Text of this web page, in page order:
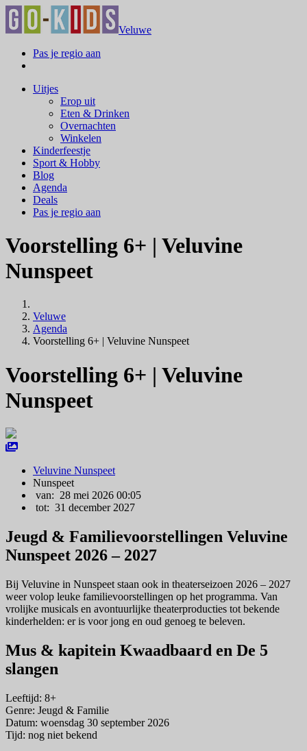
Veluwe
Pas je regio aan
Uitjes
Erop uit
Eten & Drinken
Overnachten
Winkelen
Kinderfeestje
Sport & Hobby
Blog
Agenda
Deals
Pas je regio aan
Voorstelling 6+ | Veluvine
Nunspeet
Veluwe
Agenda
Voorstelling 6+ | Veluvine Nunspeet
Voorstelling 6+ | Veluvine
Nunspeet
Veluvine Nunspeet
Nunspeet
van: 28 mei 2026 00:05
tot: 31 december 2027
Jeugd & Familievoorstellingen Veluvine
Nunspeet 2026 – 2027
Bij Veluvine in Nunspeet staan ook in theaterseizoen 2026 – 2027
weer volop leuke familievoorstellingen op het programma. Van
vrolijke musicals en avontuurlijke theaterproducties tot bekende
kinderhelden: er is voor jong en oud genoeg te beleven.
Mus & kapitein Kwaadbaard en De 5
slangen
Leeftijd: 8+
Genre: Jeugd & Familie
Datum: woensdag 30 september 2026
Tijd: nog niet bekend